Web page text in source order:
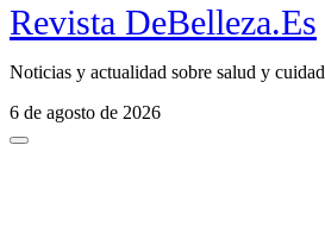
Revista DeBelleza.Es
Noticias y actualidad sobre salud y
6 de agosto de 2026